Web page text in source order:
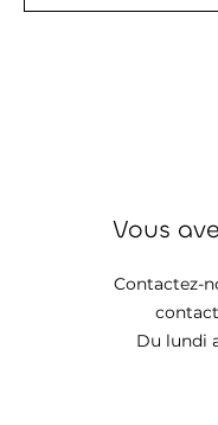
Vous
Contactez-
Du lundi